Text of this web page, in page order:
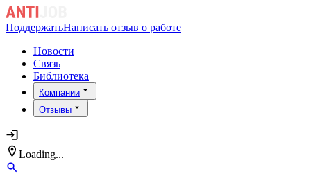
ПоддержатьНаписать отзыв о работе
Новости
Связь
Библиотека
Компании
Отзывы
Loading...